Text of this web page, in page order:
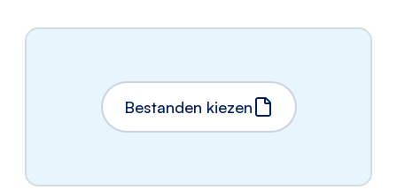
Bestanden kiezen